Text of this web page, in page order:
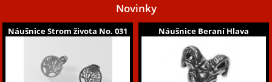
Novinky
Náušnice Strom života No. 031 Náušnice Beraní Hlava